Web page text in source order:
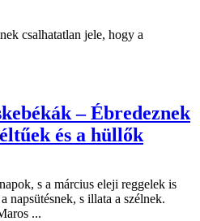
csalhatatlan jele, hogy a
– Ébredeznek
és a hüllők
s a március eleji reggelek is
napsütésnek, s illata a szélnek.
...